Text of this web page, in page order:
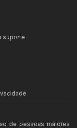
suporte
de pessoas maiores